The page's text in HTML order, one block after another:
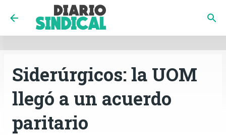
INICIO CÓRDOBA
Ir al contenido principal
Siderúrgicos: la UOM
llegó a un acuerdo
paritario